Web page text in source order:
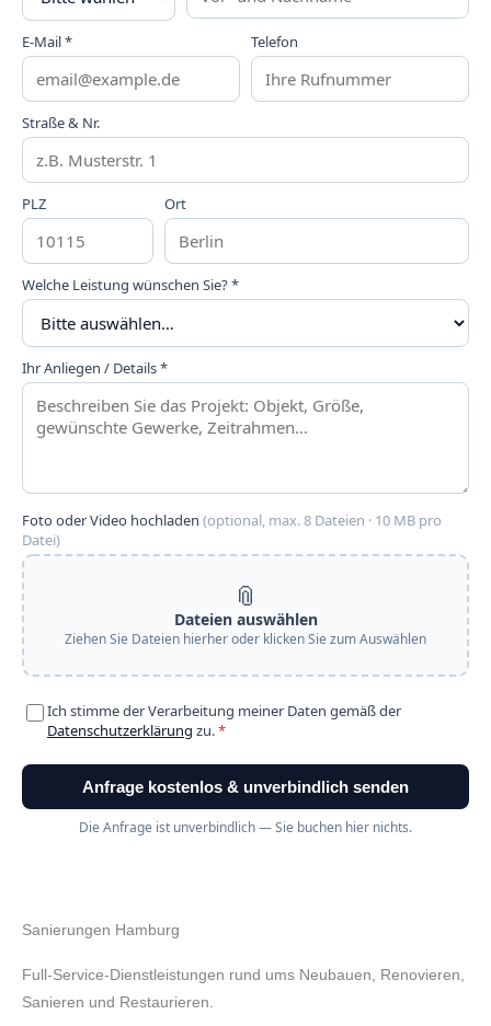
Sanierungen Hamburg
Full-Service-Dienstleistungen rund ums Neubauen, Renovieren,
Sanieren und Restaurieren.